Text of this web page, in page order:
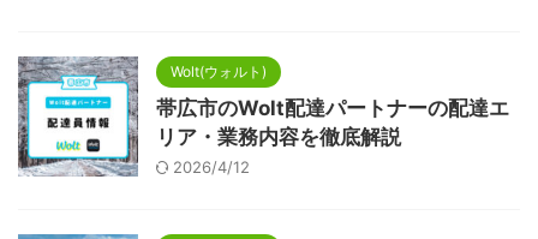
Wolt(ウォルト)
帯広市のWolt配達パートナーの配達エ
リア・業務内容を徹底解説
2026/4/12